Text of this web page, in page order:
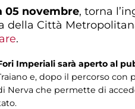
05 novembre, torna
della Città
.
Imperiali sarà aperto al
e, dopo il percorso con
Nerva che permette di